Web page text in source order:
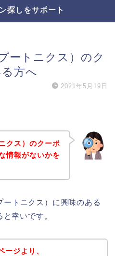
探しをサポート
ートニクス）のク
方へ
2021年5月19日
クス）のクーポ
情報がないかを
トニクス）に興味のある
幸いです。
ージより、